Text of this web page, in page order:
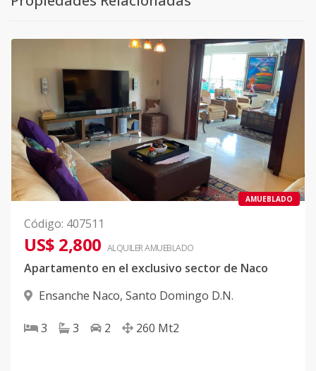
AMUEBLADO
Código: 407511
US$ 2,800 ALQUILERAMUEBLADO
Apartamento en el exclusivo sector de Naco
Ensanche Naco, Santo Domingo D.N.
3 3 2 260 Mt2